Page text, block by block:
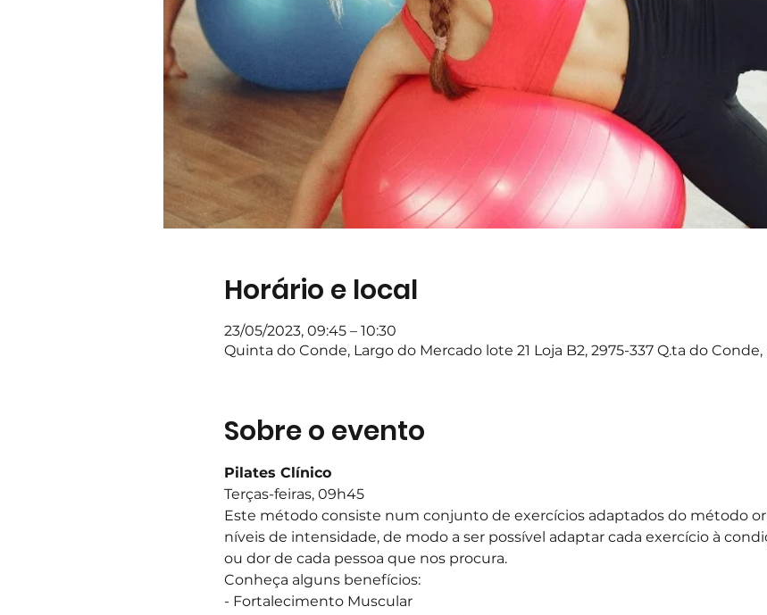
Horário e local
23/05/2023, 09:45 – 10:30
Quinta do Conde, Largo do Mercado lote 21 Loja B2, 2975-337 Q.ta do
Sobre o evento
Pilates Clínico
Terças-feiras, 09h45
Este método consiste num conjunto de exercícios adaptados do método
níveis de intensidade, de modo a ser possível adaptar cada exercício à
ou dor de cada pessoa que nos procura.
Conheça alguns benefícios:
- Fortalecimento Muscular